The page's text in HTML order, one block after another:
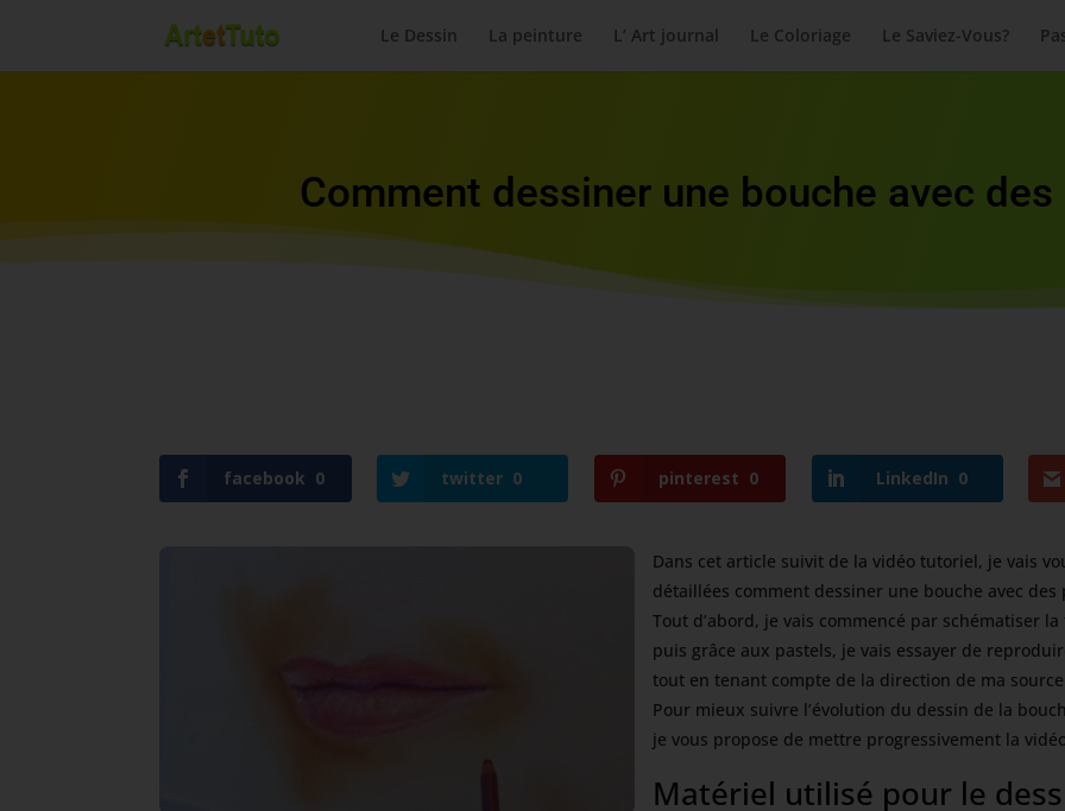
Le Dessin La peinture L’ Art journal Le Coloriage Le Saviez-Vous?
Comment dessiner une bouche avec
facebook 0 twitter 0 pinterest 0 LinkedIn 0
Dans cet article suivit de la vidéo tutoriel, je vais
détaillées comment dessiner une bouche avec des
Tout d’abord, je vais commencé par schématiser
puis grâce aux pastels, je vais essayer de
tout en tenant compte de la direction de ma
Pour mieux suivre l’évolution du dessin de la
je vous propose de mettre progressivement la
Matériel utilisé pour le